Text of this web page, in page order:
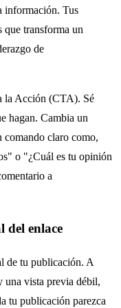
información. Tus
que transforma un
de
la Acción (CTA). Sé
hagan. Cambia un
comando claro como,
o "¿Cuál es tu opinión
a
del enlace
de tu publicación. A
una vista previa débil,
tu publicación parezca